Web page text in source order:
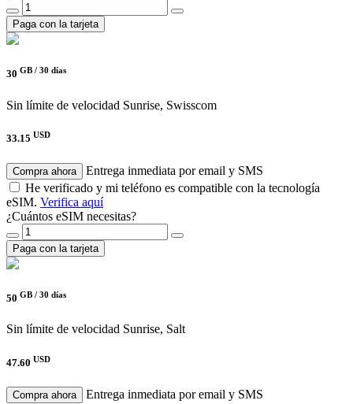
Paga con la tarjeta
30 GB / 30 días
Sin límite de velocidad Sunrise, Swisscom
33.15 USD
Compra ahora
Entrega inmediata por email y SMS
He verificado y mi teléfono es compatible con la tecnología
eSIM. Verifica aquí
¿Cuántos eSIM necesitas?
Paga con la tarjeta
50 GB / 30 días
Sin límite de velocidad Sunrise, Salt
47.60 USD
Compra ahora
Entrega inmediata por email y SMS